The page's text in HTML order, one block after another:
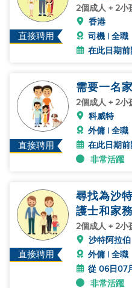
直接聘用
2個成人 + 2小
香港
司機 | 全職
在此日期
直接聘用
需要一名
2個成人 + 2小
科威特
外傭 | 全職
在此日期前
非常活躍
直接聘用
尋找為沙
護士和家
2個成人 + 2小
沙特阿拉伯
外傭 | 全職
從 06日07
非常活躍